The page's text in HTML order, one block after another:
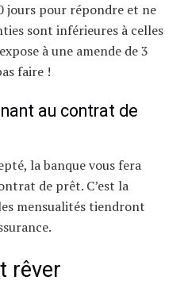
jours pour répondre et ne
sont inférieures à celles
à une amende de 3
faire !
au contrat de
la banque vous fera
de prêt. C’est la
mensualités tiendront
rêver